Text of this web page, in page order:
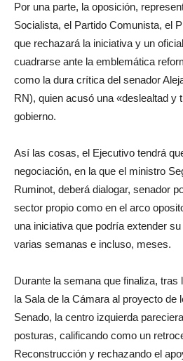
Por una parte, la oposición,
Socialista, el Partido Comunista, el
que rechazará la iniciativa y un
cuadrarse ante la emblemática
como la dura crítica del senador
RN), quien acusó una «deslealtad y
gobierno.
Así las cosas, el Ejecutivo tendrá
negociación, en la que el ministro
Ruminot, deberá dialogar, senador
sector propio como en el arco
una iniciativa que podría extender
varias semanas e incluso, meses.
Durante la semana que finaliza, tras
la Sala de la Cámara al proyecto de
Senado, la centro izquierda
posturas, calificando como un
Reconstrucción y rechazando el